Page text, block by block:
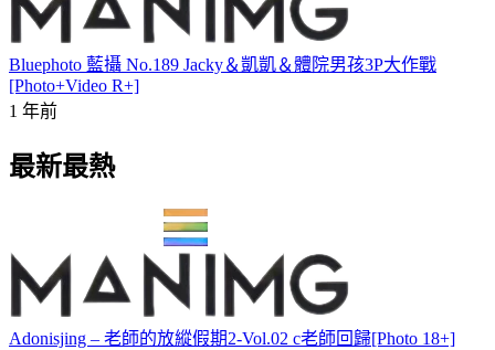
Bluephoto 藍攝 No.189 Jacky＆凱凱＆體院男孩3P大作戰
[Photo+Video R+]
1 年前
最新最熱
Adonisjing – 老師的放縱假期2-Vol.02 c老師回歸[Photo 18+]